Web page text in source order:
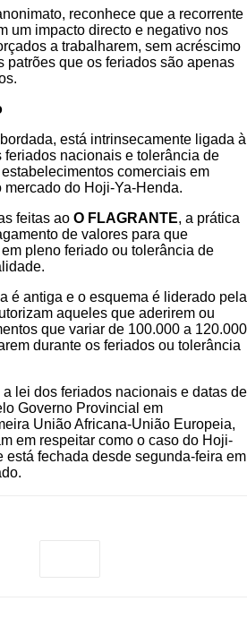
reconhece que a recorrente
um impacto directo e negativo nos
a trabalharem, sem acréscimo
patrões que os feriados são apenas
está intrinsecamente ligada à
nacionais e tolerância de
comerciais em
mercado do Hoji-Ya-Henda.
feitas ao O FLAGRANTE, a prática
de valores para que
pleno feriado ou tolerância de
é antiga e o esquema é liderado pela
aqueles que aderirem ou
que variar de 100.000 a 120.000
durante os feriados ou tolerância
lei dos feriados nacionais e datas de
Governo Provincial em
União Africana-União Europeia,
em respeitar como o caso do Hoji-
está fechada desde segunda-feira em